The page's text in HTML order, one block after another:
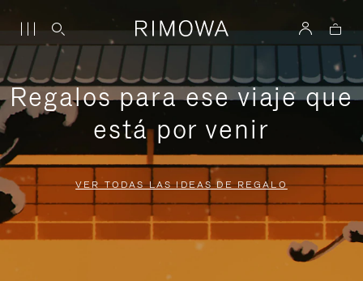
Regalos para ese viaje que
está por venir
VER TODAS LAS IDEAS DE REGALO